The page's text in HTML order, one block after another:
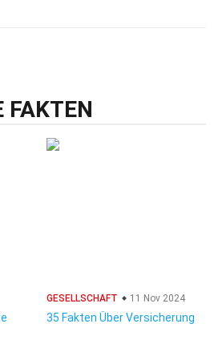
FAKTEN
GESELLSCHAFT 11 Nov 2024
35 Fakten Über Versicherung